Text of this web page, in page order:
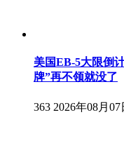
美国EB-5大限倒
牌”再不领就没了
363 2026年08月07